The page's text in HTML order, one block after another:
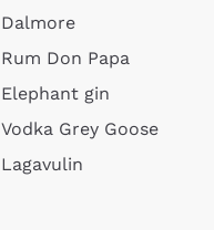
Dalmore
Rum Don Papa
Elephant gin
Vodka Grey Goose
Lagavulin